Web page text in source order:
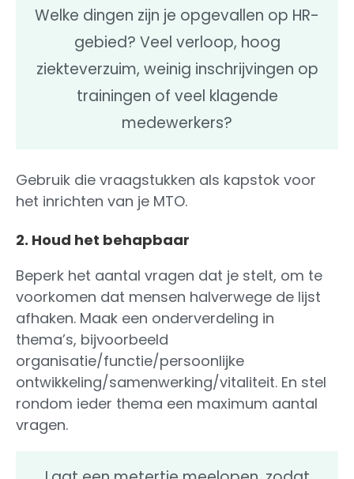
Welke dingen zijn je opgevallen op HR-
gebied? Veel verloop, hoog
ziekteverzuim, weinig inschrijvingen op
trainingen of veel klagende
medewerkers?
Gebruik die vraagstukken als kapstok voor
het inrichten van je MTO.
2. Houd het behapbaar
Beperk het aantal vragen dat je stelt, om te
voorkomen dat mensen halverwege de lijst
afhaken. Maak een onderverdeling in
thema’s, bijvoorbeeld
organisatie/functie/persoonlijke
ontwikkeling/samenwerking/vitaliteit. En stel
rondom ieder thema een maximum aantal
vragen.